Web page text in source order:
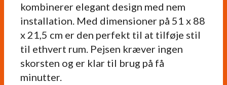
kombinerer elegant design med nem
installation. Med dimensioner på 51 x 88
x 21,5 cm er den perfekt til at tilføje stil
til ethvert rum. Pejsen kræver ingen
skorsten og er klar til brug på få
minutter.